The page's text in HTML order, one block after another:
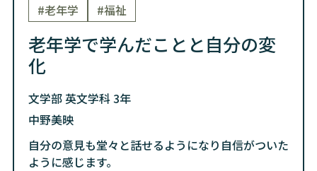
#老年学 #福祉
老年学で学んだことと自分の変
化
文学部 英文学科 3年
中野美映
自分の意見も堂々と話せるようになり自信がついた
ように感じます。